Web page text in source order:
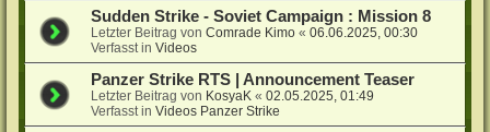
Sudden Strike - Soviet Campaign : Mission 8
Letzter Beitrag vonComrade Kimo «06.06.2025, 00:30
Verfasst inVideos
Panzer Strike RTS | Announcement Teaser
Letzter Beitrag von KosyaK «02.05.2025, 01:49
Verfasst inVideos Panzer Strike